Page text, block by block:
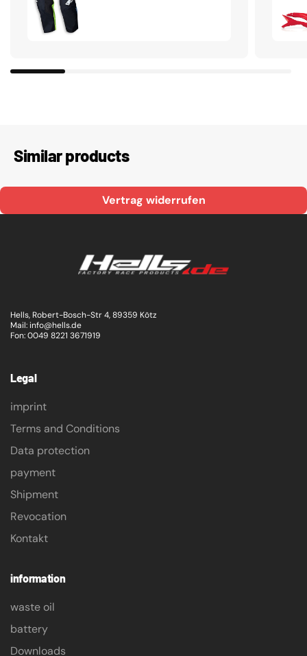
Similar products
Vertrag widerrufen
Hells, Robert-Bosch-Str 4, 89359 Kötz
Mail: info@hells.de
Fon: 0049 8221 3671919
Legal
imprint
Terms and Conditions
Data protection
payment
Shipment
Revocation
Kontakt
information
waste oil
battery
Downloads